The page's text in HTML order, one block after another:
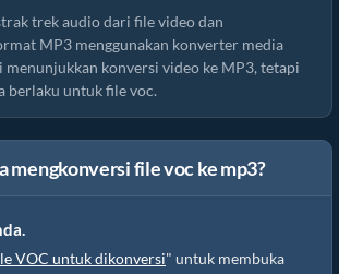
trek audio dari file video dan
MP3 menggunakan konverter media
menunjukkan konversi video ke MP3, tetapi
berlaku untuk file voc.
mengkonversi file voc ke mp3?
VOC untuk dikonversi" untuk membuka